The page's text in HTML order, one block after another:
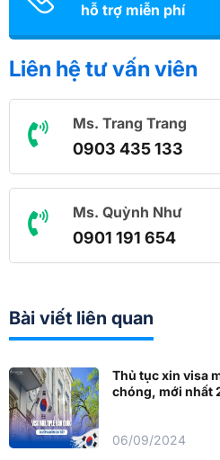
hỗ trợ miễn phí
Liên hệ tư vấn viên
Ms. Trang Trang
0903 435 133
Ms. Quỳnh Như
0901 191 654
Bài viết liên quan
Thủ tục xin visa
chóng, mới nhất
06/09/2024